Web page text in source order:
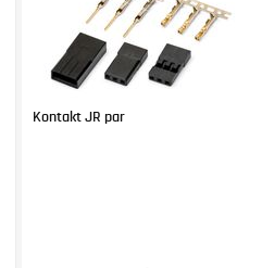
Kontakt JR par